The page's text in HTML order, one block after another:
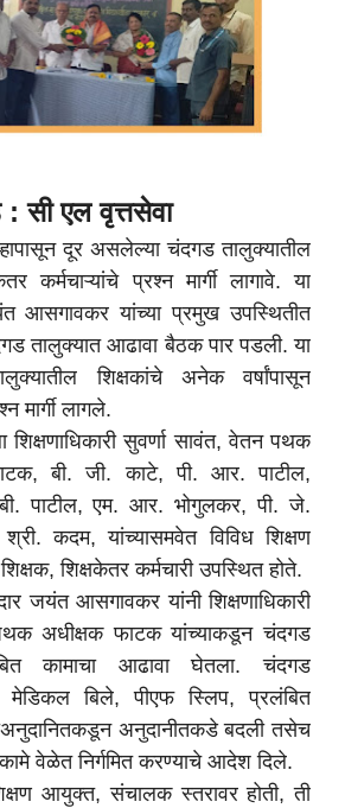
सी एल वृत्तसेवा
दूर असलेल्या चंदगड तालुक्यातील
कर्मचाऱ्यांचे प्रश्न मार्गी लागावे. या
आसगावकर यांच्या प्रमुख उपस्थितीत
तालुक्यात आढावा बैठक पार पडली. या
शिक्षकांचे अनेक वर्षांपासून
मार्गी लागले.
शिक्षणाधिकारी सुवर्णा सावंत, वेतन पथक
बी. जी. काटे, पी. आर. पाटील,
पाटील, एम. आर. भोगुलकर, पी. जे.
श्री. कदम, यांच्यासमवेत विविध शिक्षण
शिक्षकेतर कर्मचारी उपस्थित होते.
जयंत आसगावकर यांनी शिक्षणाधिकारी
अधीक्षक फाटक यांच्याकडून चंदगड
कामाचा आढावा घेतला. चंदगड
मेडिकल बिले, पीएफ स्लिप, प्रलंबित
अनुदानीतकडे बदली तसेच
वेळेत निर्गमित करण्याचे आदेश दिले.
आयुक्त, संचालक स्तरावर होती, ती